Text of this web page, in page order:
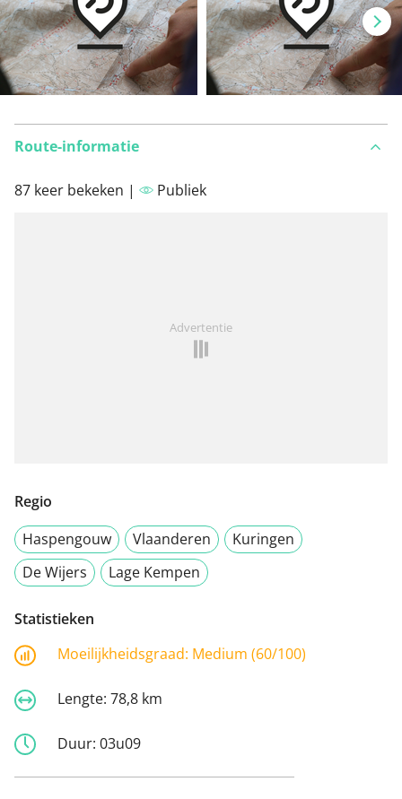
Route-informatie
87 keer bekeken | Publiek
Advertentie
Regio
Haspengouw
Vlaanderen
Kuringen
De Wijers
Lage Kempen
Statistieken
Moeilijkheidsgraad: Medium (60/100)
Lengte: 78,8 km
Duur: 03u09